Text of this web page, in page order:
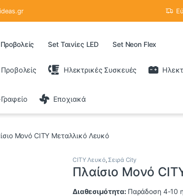
Προβολείς Set Ταινίες LED Set Neon Flex
Προβολείς Ηλεκτρικές Συσκευές
Γραφείο Εποχιακά
Μονό CITY Μεταλλικό Λευκό
CITY Λευκό, Σειρά City
Πλαίσιο Μονό
Διαθεσιμότητα: Παράδοση 4-10